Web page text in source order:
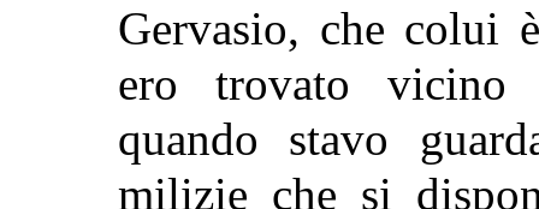
Gervasio, che colui
ero trovato vicino
quando stavo
milizie che si